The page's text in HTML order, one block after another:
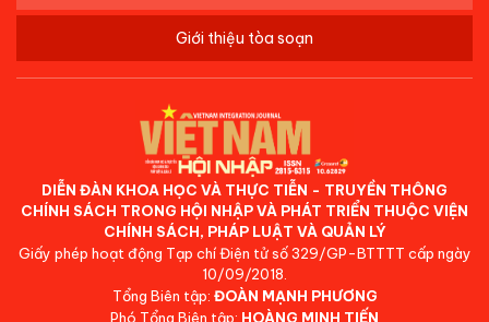
Giới thiệu tòa soạn
DIỄN ĐÀN KHOA HỌC VÀ THỰC TIỄN - TRUYỀN THÔNG
CHÍNH SÁCH TRONG HỘI NHẬP VÀ PHÁT TRIỂN THUỘC VIỆN
CHÍNH SÁCH, PHÁP LUẬT VÀ QUẢN LÝ
Giấy phép hoạt động Tạp chí Điện tử số 329/GP-BTTTT cấp ngày
10/09/2018.
Tổng Biên tập: ĐOÀN MẠNH PHƯƠNG
Phó Tổng Biên tập: HOÀNG MINH TIẾN